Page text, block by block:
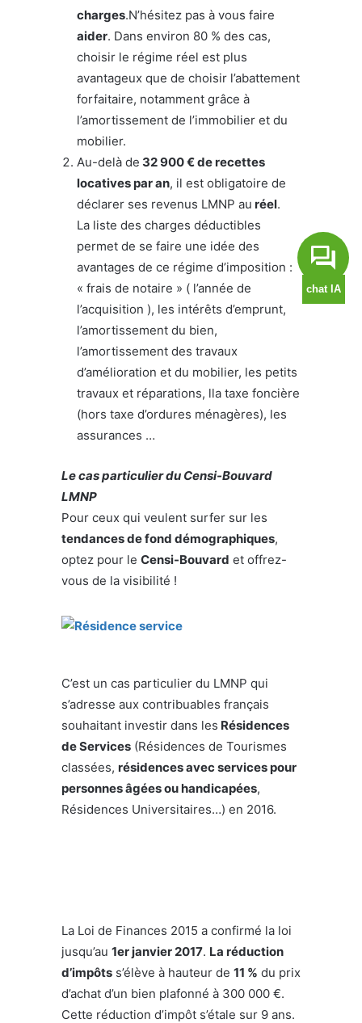
charges.N’hésitez pas à vous faire
aider. Dans environ 80 % des cas,
choisir le régime réel est plus
avantageux que de choisir l’abattement
forfaitaire, notamment grâce à
l’amortissement de l’immobilier et du
mobilier.
Au-delà de 32 900 € de recettes
locatives par an, il est obligatoire de
déclarer ses revenus LMNP au réel.
La liste des charges déductibles
permet de se faire une idée des
avantages de ce régime d’imposition :
« frais de notaire » ( l’année de
l’acquisition ), les intérêts d’emprunt,
l’amortissement du bien,
l’amortissement des travaux
d’amélioration et du mobilier, les petits
travaux et réparations, lla taxe foncière
(hors taxe d’ordures ménagères), les
assurances …
Le cas particulier du Censi-Bouvard
LMNP
Pour ceux qui veulent surfer sur les
tendances de fond démographiques,
optez pour le Censi-Bouvard et offrez-
vous de la visibilité !
C’est un cas particulier du LMNP qui
s’adresse aux contribuables français
souhaitant investir dans les Résidences
de Services (Résidences de Tourismes
classées, résidences avec services pour
personnes âgées ou handicapées,
Résidences Universitaires…) en 2016.
La Loi de Finances 2015 a confirmé la loi
jusqu’au 1er janvier 2017. La réduction
d’impôts s’élève à hauteur de 11 % du prix
d’achat d’un bien plafonné à 300 000 €.
Cette réduction d’impôt s’étale sur 9 ans.